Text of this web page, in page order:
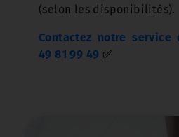
(selon les disponibilités).
Contactez notre service
49 81 99 49 ✅